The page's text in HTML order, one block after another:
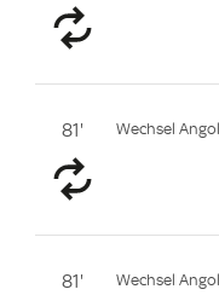
81' Wechsel
81' Wechsel